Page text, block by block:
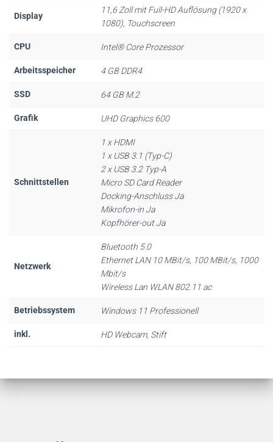
Display
11,6 Zoll mit Full-HD Auflösung (1920 x
1080), Touchscreen
CPU Intel® Core Prozessor
Arbeitsspeicher 4 GB DDR4
SSD 64 GB M.2
Grafik UHD Graphics 600
Schnittstellen
1 x HDMI
1 x USB 3.1 (Typ-C)
2 x USB 3.2 Typ-A
Micro SD Card Reader
Docking-Anschluss Ja
Mikrofon-in Ja
Kopfhörer-out Ja
Netzwerk
Bluetooth 5.0
Ethernet LAN 10 MBit/s, 100 MBit/s, 1000
Mbit/s
Wireless Lan WLAN 802.11 ac
Betriebssystem Windows 11 Professionell
inkl. HD Webcam, Stift